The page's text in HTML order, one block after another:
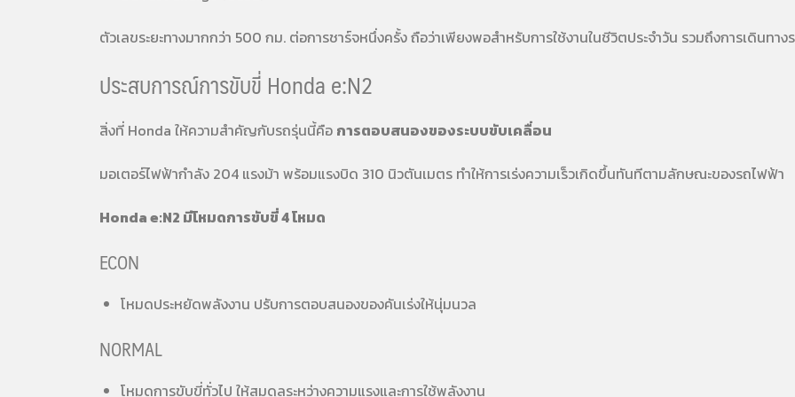
ตัวเลขระยะทางมากกว่า 500 กม. ต่อการชาร์จหนึ่งครั้ง ถือว่าเพียงพอสำหรับการใช้งานในชีวิตประจำวัน รวมถึงการเดินทางร
ประสบการณ์การขับขี่ Honda e:N2
สิ่งที่ Honda ให้ความสำคัญกับรถรุ่นนี้คือ การตอบสนองของระบบขับเคลื่อน
มอเตอร์ไฟฟ้ากำลัง 204 แรงม้า พร้อมแรงบิด 310 นิวตันเมตร ทำให้การเร่งความเร็วเกิดขึ้นทันทีตามลักษณะของรถไฟฟ้า
Honda e:N2 มีโหมดการขับขี่ 4 โหมด
ECON
โหมดประหยัดพลังงาน ปรับการตอบสนองของคันเร่งให้นุ่มนวล
NORMAL
โหมดการขับขี่ทั่วไป ให้สมดุลระหว่างความแรงและการใช้พลังงาน